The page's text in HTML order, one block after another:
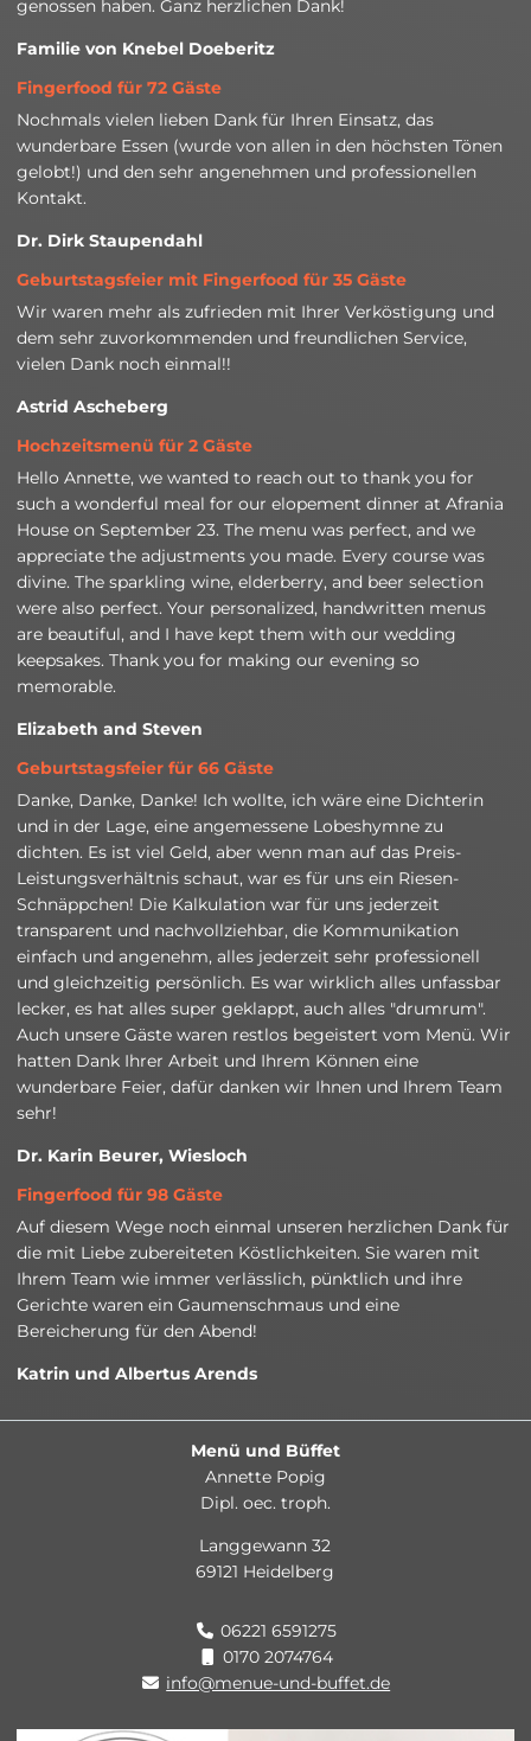
genossen haben. Ganz herzlichen Dank!
Familie von Knebel Doeberitz
Fingerfood für 72 Gäste
Nochmals vielen lieben Dank für Ihren Einsatz, das
wunderbare Essen (wurde von allen in den höchsten Tönen
gelobt!) und den sehr angenehmen und professionellen
Kontakt.
Dr. Dirk Staupendahl
Geburtstagsfeier mit Fingerfood für 35 Gäste
Wir waren mehr als zufrieden mit Ihrer Verköstigung und
dem sehr zuvorkommenden und freundlichen Service,
vielen Dank noch einmal!!
Astrid Ascheberg
Hochzeitsmenü für 2 Gäste
Hello Annette, we wanted to reach out to thank you for
such a wonderful meal for our elopement dinner at Afrania
House on September 23. The menu was perfect, and we
appreciate the adjustments you made. Every course was
divine. The sparkling wine, elderberry, and beer selection
were also perfect. Your personalized, handwritten menus
are beautiful, and I have kept them with our wedding
keepsakes. Thank you for making our evening so
memorable.
Elizabeth and Steven
Geburtstagsfeier für 66 Gäste
Danke, Danke, Danke! Ich wollte, ich wäre eine Dichterin
und in der Lage, eine angemessene Lobeshymne zu
dichten. Es ist viel Geld, aber wenn man auf das Preis-
Leistungsverhältnis schaut, war es für uns ein Riesen-
Schnäppchen! Die Kalkulation war für uns jederzeit
transparent und nachvollziehbar, die Kommunikation
einfach und angenehm, alles jederzeit sehr professionell
und gleichzeitig persönlich. Es war wirklich alles unfassbar
lecker, es hat alles super geklappt, auch alles "drumrum".
Auch unsere Gäste waren restlos begeistert vom Menü. Wir
hatten Dank Ihrer Arbeit und Ihrem Können eine
wunderbare Feier, dafür danken wir Ihnen und Ihrem Team
sehr!
Dr. Karin Beurer, Wiesloch
Fingerfood für 98 Gäste
Auf diesem Wege noch einmal unseren herzlichen Dank für
die mit Liebe zubereiteten Köstlichkeiten. Sie waren mit
Ihrem Team wie immer verlässlich, pünktlich und ihre
Gerichte waren ein Gaumenschmaus und eine
Bereicherung für den Abend!
Katrin und Albertus Arends
Menü und Büffet
Annette Popig
Dipl. oec. troph.
Langgewann 32
69121 Heidelberg
06221 6591275
0170 2074764
info@menue-und-buffet.de